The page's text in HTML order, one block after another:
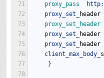
71
72
73
74
75
76
77
78
proxy_pass
http:
proxy_set
header
proxy_set_header
proxy_set
header
proxy_set
header
client_max_body
}